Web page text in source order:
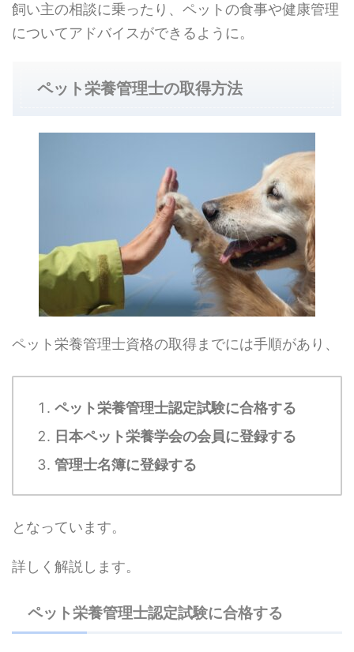
飼い主の相談に乗ったり、ペットの食事や健康管理
についてアドバイスができるように。
ペット栄養管理士の取得方法
ペット栄養管理士資格の取得までには手順があり、
ペット栄養管理士認定試験に合格する
日本ペット栄養学会の会員に登録する
管理士名簿に登録する
となっています。
詳しく解説します。
ペット栄養管理士認定試験に合格する